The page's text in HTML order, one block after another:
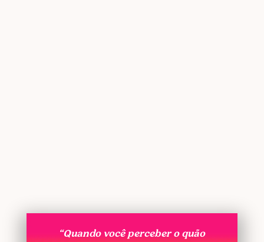
“Quando você perceber o quão